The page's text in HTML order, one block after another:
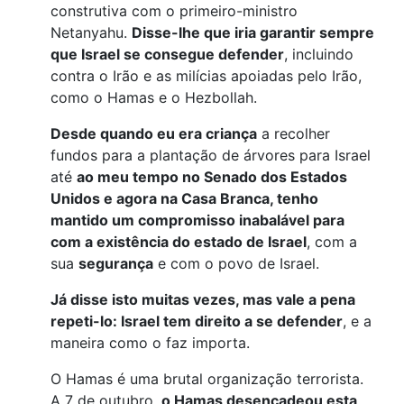
construtiva com o primeiro-ministro
Netanyahu. Disse-lhe que iria garantir sempre
que Israel se consegue defender, incluindo
contra o Irão e as milícias apoiadas pelo Irão,
como o Hamas e o Hezbollah.
Desde quando eu era criança a recolher
fundos para a plantação de árvores para Israel
até ao meu tempo no Senado dos Estados
Unidos e agora na Casa Branca, tenho
mantido um compromisso inabalável para
com a existência do estado de Israel, com a
sua segurança e com o povo de Israel.
Já disse isto muitas vezes, mas vale a pena
repeti-lo: Israel tem direito a se defender, e a
maneira como o faz importa.
O Hamas é uma brutal organização terrorista.
A 7 de outubro, o Hamas desencadeou esta